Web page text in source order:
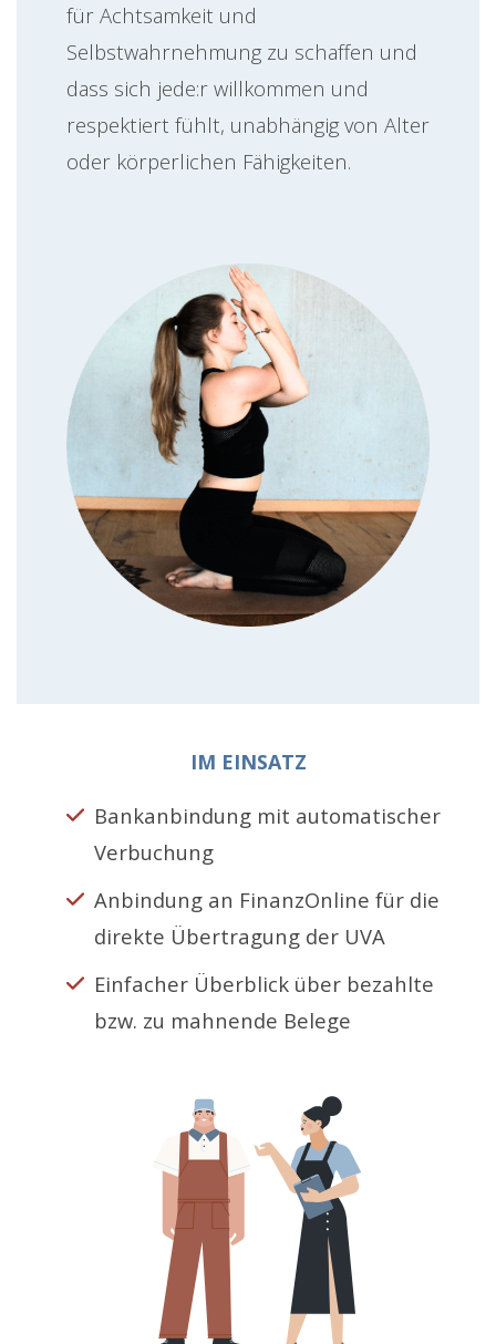
für Achtsamkeit und
Selbstwahrnehmung zu schaffen und
dass sich jede:r willkommen und
respektiert fühlt, unabhängig von Alter
oder körperlichen Fähigkeiten.
IM EINSATZ
Bankanbindung mit automatischer
Verbuchung
Anbindung an FinanzOnline für die
direkte Übertragung der UVA
Einfacher Überblick über bezahlte
bzw. zu mahnende Belege